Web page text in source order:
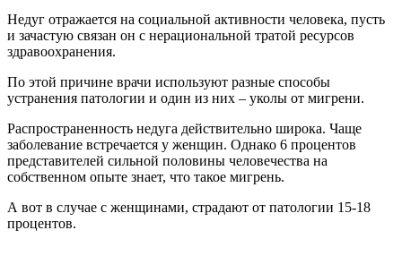
Недуг отражается на социальной активности человека, пусть
и зачастую связан он с нерациональной тратой ресурсов
здравоохранения.
По этой причине врачи используют разные способы
устранения патологии и один из них – уколы от мигрени.
Распространенность недуга действительно широка. Чаще
заболевание встречается у женщин. Однако 6 процентов
представителей сильной половины человечества на
собственном опыте знает, что такое мигрень.
А вот в случае с женщинами, страдают от патологии 15-18
процентов.